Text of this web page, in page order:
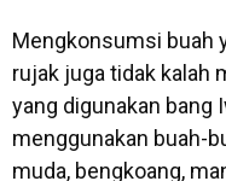
Mengkonsumsi buah
rujak juga tidak kalah
yang digunakan bang
menggunakan buah-
muda, bengkoang,